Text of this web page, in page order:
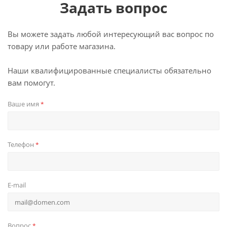
Задать вопрос
Вы можете задать любой интересующий вас вопрос по
товару или работе магазина.
Наши квалифицированные специалисты обязательно
вам помогут.
Ваше имя *
Телефон *
E-mail